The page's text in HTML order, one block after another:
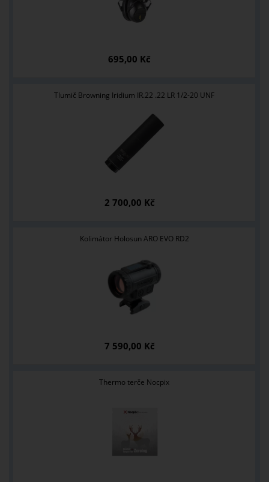
695,00 Kč
Tlumič Browning Iridium IR.22 .22 LR 1/2-20 UNF
2 700,00 Kč
Kolimátor Holosun ARO EVO RD2
7 590,00 Kč
Thermo terče Nocpix